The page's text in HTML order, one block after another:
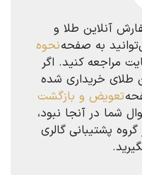
آنلاین طلا و
به صفحهنحوه
مراجعه کنید. اگر
طلای خریداری شده
تعویض و بازگشت
شما در آنجا نبود،
گروه پشتیبانی گالری